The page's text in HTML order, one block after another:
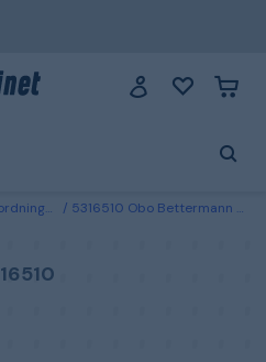
5316510 Obo Bettermann Klämma för ledare Ø8-10 mm